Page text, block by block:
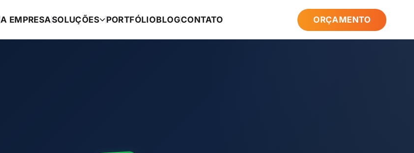
A EMPRESASOLUÇÕES PORTFÓLIOBLOGCONTATO ORÇAMENTO